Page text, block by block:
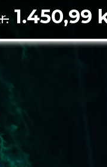
Den
1.450,99